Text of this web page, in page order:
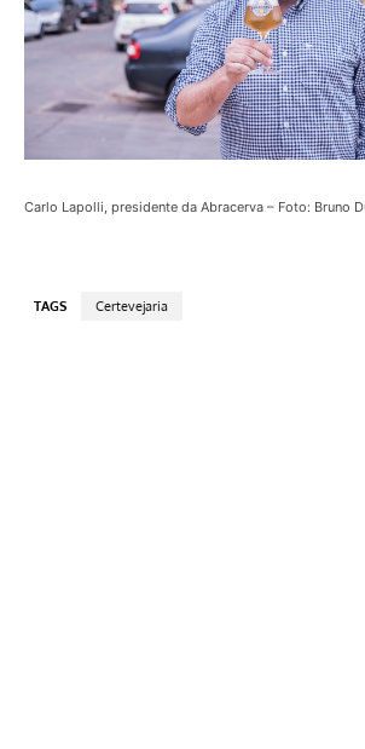
Carlo Lapolli, presidente da Abracerva – Foto: Bruno
TAGS Certevejaria